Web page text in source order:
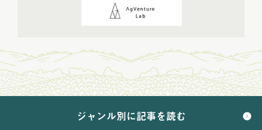
2024年10月配信
(6)
2024年11月配信(5)
2024年12月配信 (5)
(68)
ジャンル別に記事を読む